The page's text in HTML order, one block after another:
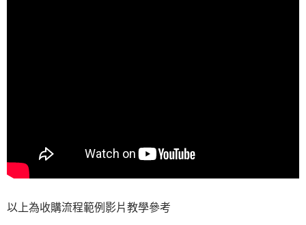
以上為收購流程範例影片教學參考